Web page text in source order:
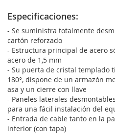
Especificaciones:
- Se suministra totalmente
cartón reforzado
- Estructura principal de acero
acero de 1,5 mm
- Su puerta de cristal templado
180°, dispone de un armazón
asa y un cierre con llave
- Paneles laterales
para una fácil instalación del
- Entrada de cable tanto en la
inferior (con tapa)